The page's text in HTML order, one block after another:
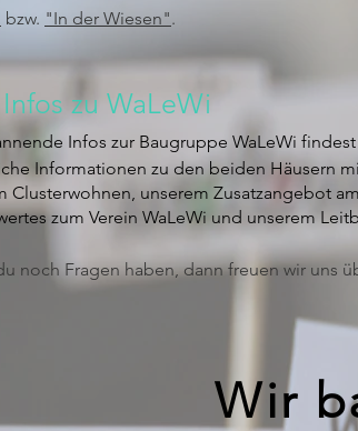
bzw. "In der Wiesen".
zu WaLeWi​
Infos zur Baugruppe WaLeWi
Informationen zu den beiden Häusern
Clusterwohnen, unserem Zusatzangebot
zum Verein WaLeWi und unserem
noch Fragen haben, dann freuen wir uns
Wir